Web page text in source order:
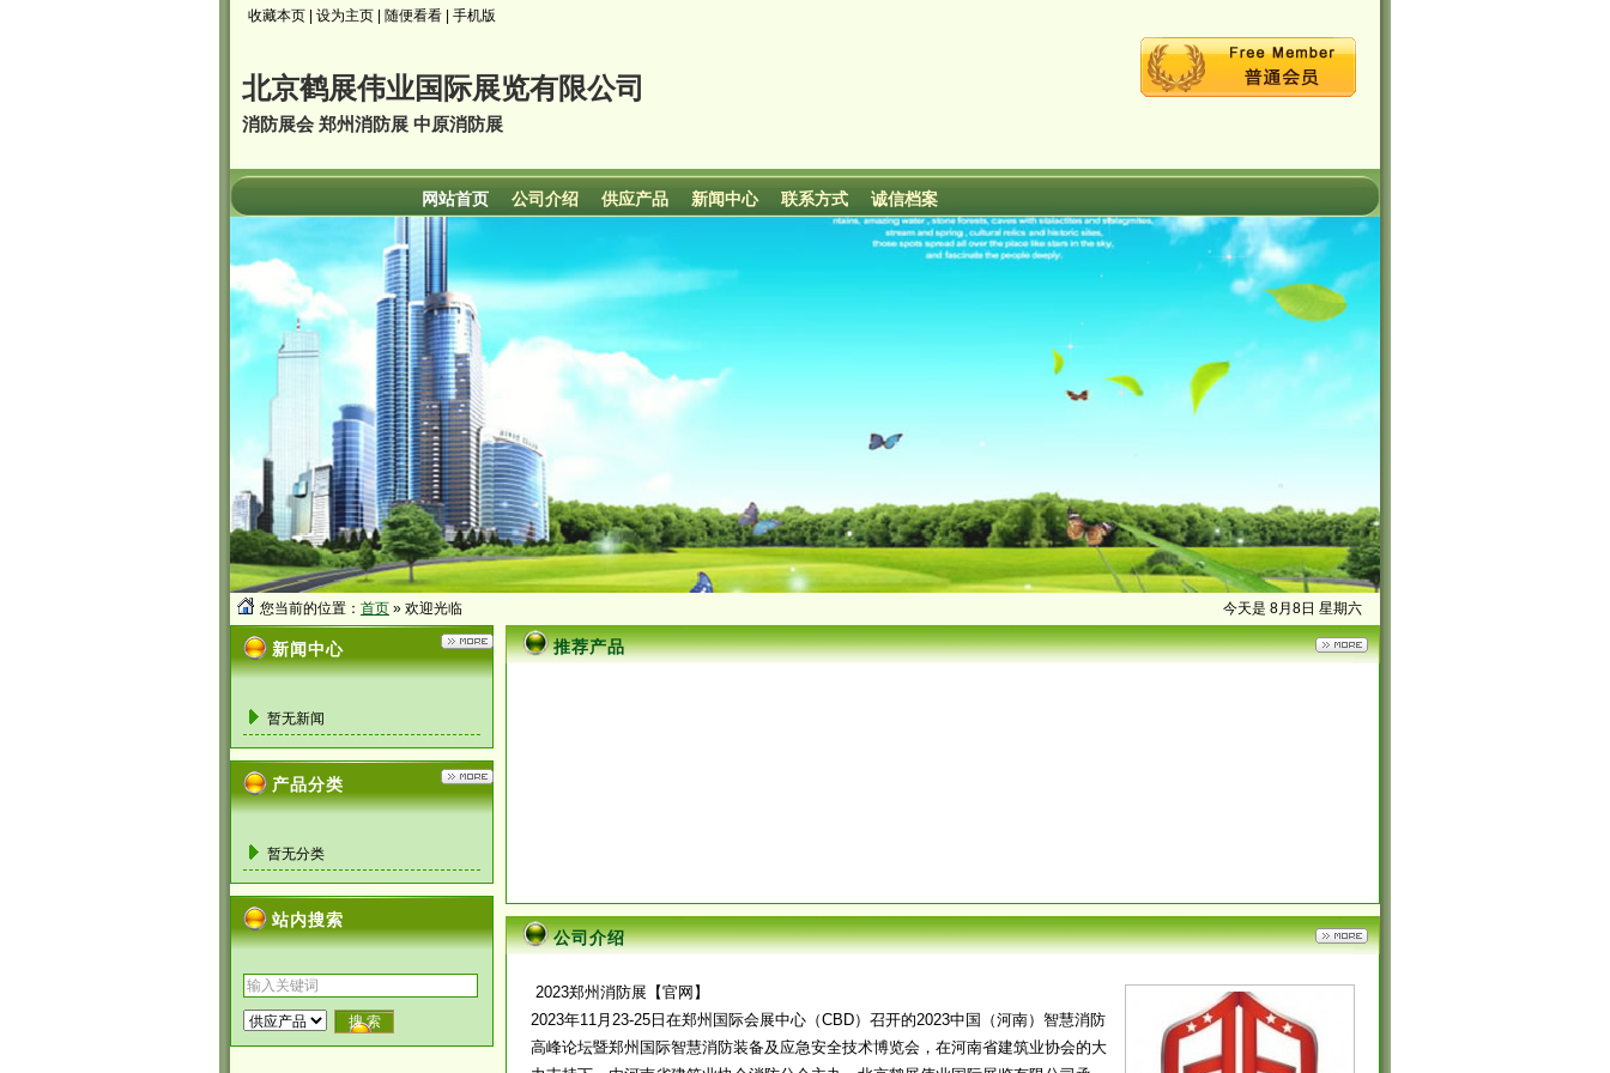
收藏本页 设为主页 随便看看 手机版
北京鹤展伟业国际展览有限公司
消防展会 郑州消防展 中原消防展
网站首页 公司介绍 供应产品 新闻中心 联系方式 诚信档案
今天是 8月8日 星期六
您当前的位置： 首页 » 欢迎光临
新闻中心
暂无新闻
产品分类
暂无分类
站内搜索
推荐产品
公司介绍
2023郑州消防展【官网】
2023年11月23-25日在郑州国际会展中心（CBD）召开的2023中国（河南）智慧消防
高峰论坛暨郑州国际智慧消防装备及应急安全技术博览会，在河南省建筑业协会的大